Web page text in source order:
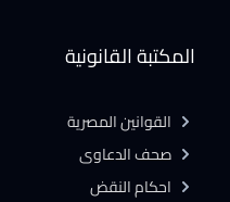
المكتبة القانونية
القوانين المصرية
صحف الدعاوى
احكام النقض